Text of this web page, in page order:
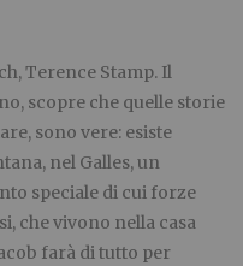
Terence Stamp. Il
scopre che quelle storie
sono vere: esiste
nel Galles, un
speciale di cui forze
che vivono nella casa
farà di tutto per